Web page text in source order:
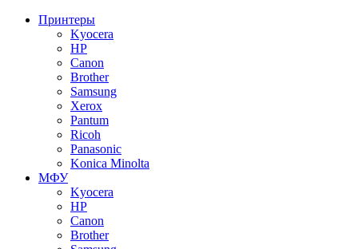
Принтеры
Kyocera
HP
Canon
Brother
Samsung
Xerox
Pantum
Ricoh
Panasonic
Konica Minolta
МФУ
Kyocera
HP
Canon
Brother